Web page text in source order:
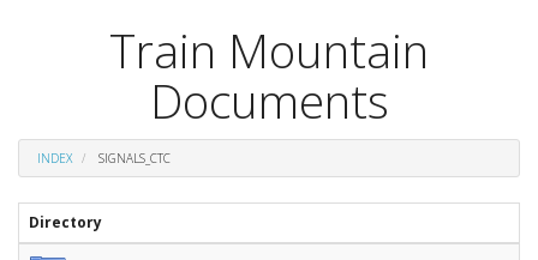
Train Mountain
Documents
INDEX SIGNALS_CTC
Directory